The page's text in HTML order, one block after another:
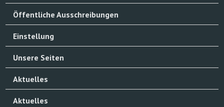
Öffentliche Ausschreibungen
Einstellung
Unsere Seiten
Aktuelles
Aktuelles